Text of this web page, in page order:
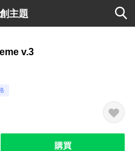
主題
v.3
購買